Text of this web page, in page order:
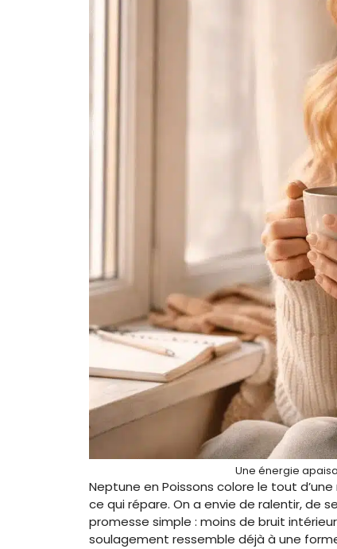
Une énergie
Neptune en Poissons colore le tout
ce qui répare. On a envie de ralentir, de
promesse simple : moins de bruit
soulagement ressemble déjà à une